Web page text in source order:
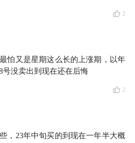
2
怕又是星期这么长的上涨期，以年
号没卖出到现在还在后悔
2
，23年中旬买的到现在一年半大概